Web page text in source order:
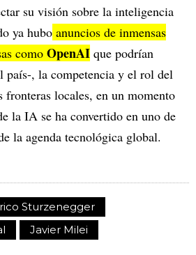
su visión sobre la inteligencia
ya hubo anuncios de inmensas
como OpenAI que podrían
país-, la competencia y el rol del
fronteras locales, en un momento
la IA se ha convertido en uno de
la agenda tecnológica global.
Sturzenegger
Javier Milei